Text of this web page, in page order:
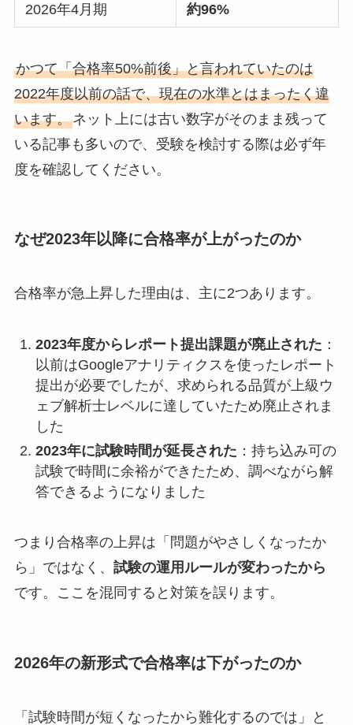
2026年4月期 約96%
かつて「合格率50%前後」と言われていたのは
2022年度以前の話で、現在の水準とはまったく違
います。ネット上には古い数字がそのまま残って
いる記事も多いので、受験を検討する際は必ず年
度を確認してください。
なぜ2023年以降に合格率が上がったのか
合格率が急上昇した理由は、主に2つあります。
2023年度からレポート提出課題が廃止された ：
以前はGoogleアナリティクスを使ったレポート
提出が必要でしたが、求められる品質が上級ウ
ェブ解析士レベルに達していたため廃止されま
した
2023年に試験時間が延長された ：持ち込み可の
試験で時間に余裕ができたため、調べながら解
答できるようになりました
つまり合格率の上昇は「問題がやさしくなったか
ら」ではなく、 試験の運用ルールが変わったから
です。ここを混同すると対策を誤ります。
2026年の新形式で合格率は下がったのか
「試験時間が短くなったから難化するのでは」と